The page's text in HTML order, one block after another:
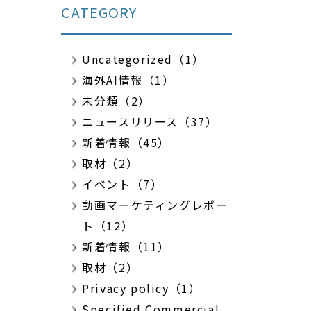
CATEGORY
Uncategorized（1）
海外AI情報（1）
未分類（2）
ニュースリリース（37）
新着情報（45）
取材（2）
イベント（7）
動画マーケティングレポー
ト（12）
新着情報（11）
取材（2）
Privacy policy（1）